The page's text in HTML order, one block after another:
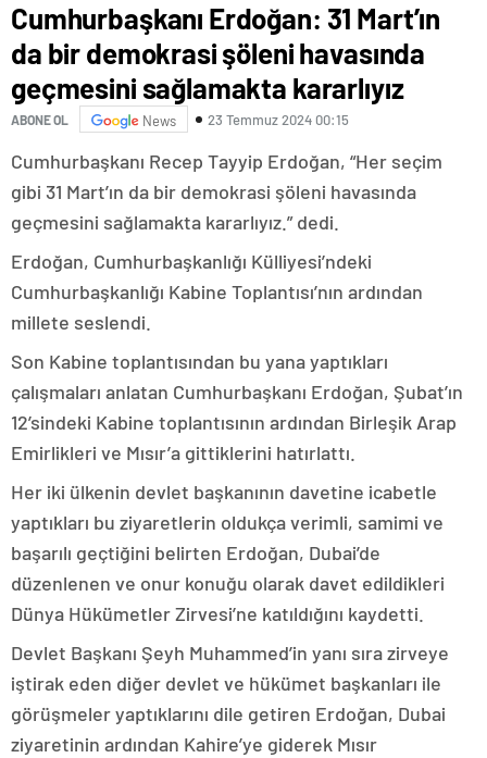
Cumhurbaşkanı Erdoğan: 31 Mart’ın
da bir demokrasi şöleni havasında
geçmesini sağlamakta kararlıyız
ABONE OL News 23 Temmuz 2024 00:15
Cumhurbaşkanı Recep Tayyip Erdoğan, “Her seçim
gibi 31 Mart’ın da bir demokrasi şöleni havasında
geçmesini sağlamakta kararlıyız.” dedi.
Erdoğan, Cumhurbaşkanlığı Külliyesi’ndeki
Cumhurbaşkanlığı Kabine Toplantısı’nın ardından
millete seslendi.
Son Kabine toplantısından bu yana yaptıkları
çalışmaları anlatan Cumhurbaşkanı Erdoğan, Şubat’ın
12’sindeki Kabine toplantısının ardından Birleşik Arap
Emirlikleri ve Mısır’a gittiklerini hatırlattı.
Her iki ülkenin devlet başkanının davetine icabetle
yaptıkları bu ziyaretlerin oldukça verimli, samimi ve
başarılı geçtiğini belirten Erdoğan, Dubai’de
düzenlenen ve onur konuğu olarak davet edildikleri
Dünya Hükümetler Zirvesi’ne katıldığını kaydetti.
Devlet Başkanı Şeyh Muhammed’in yanı sıra zirveye
iştirak eden diğer devlet ve hükümet başkanları ile
görüşmeler yaptıklarını dile getiren Erdoğan, Dubai
ziyaretinin ardından Kahire’ye giderek Mısır